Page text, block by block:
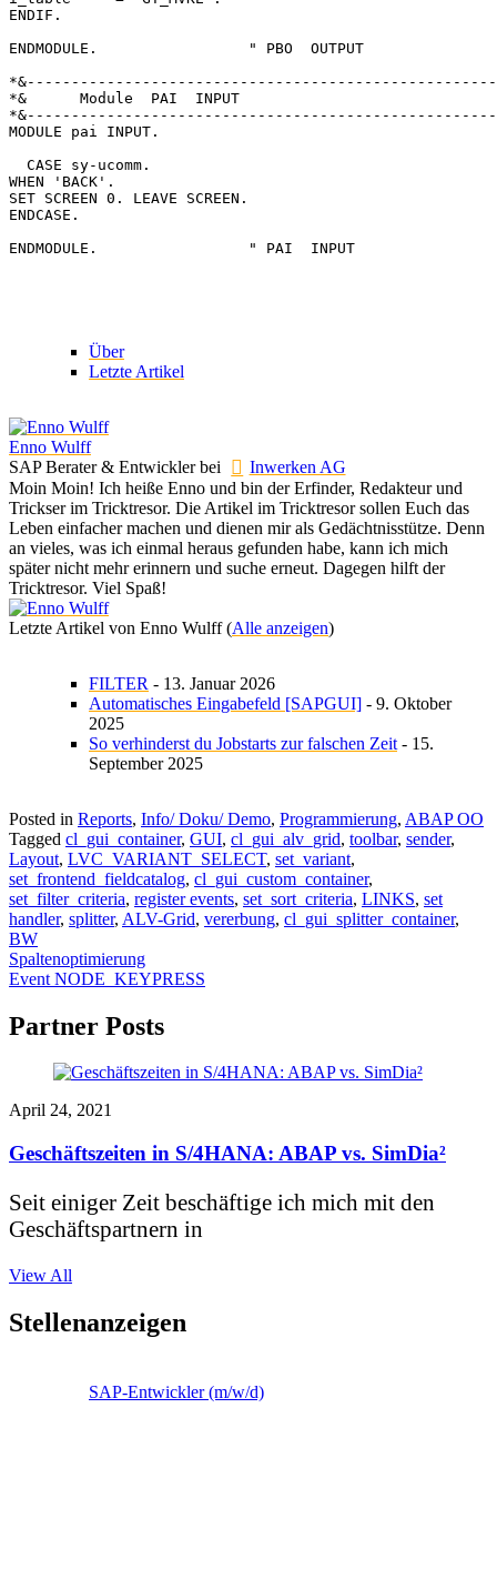
Über
Letzte Artikel
Enno Wulff
SAP Berater & Entwicklerbei
Inwerken AG
Moin Moin! Ich heiße Enno und bin der Erfinder, Redakteur und
Trickser im Tricktresor. Die Artikel im Tricktresor sollen Euch das
Leben einfacher machen und dienen mir als Gedächtnisstütze. Denn
an vieles, was ich einmal heraus gefunden habe, kann ich mich
später nicht mehr erinnern und suche erneut. Dagegen hilft der
Tricktresor. Viel Spaß!
Letzte Artikel von Enno Wulff(Alle anzeigen)
FILTER - 13. Januar 2026
Automatisches Eingabefeld [SAPGUI] - 9. Oktober
2025
So verhinderst du Jobstarts zur falschen Zeit - 15.
September 2025
Posted in Reports, Info/ Doku/ Demo, Programmierung, ABAP OO
Tagged cl_gui_container, GUI, cl_gui_alv_grid, toolbar, sender,
Layout, LVC_VARIANT_SELECT, set_variant,
set_frontend_fieldcatalog, cl_gui_custom_container,
set_filter_criteria, register events, set_sort_criteria, LINKS, set
handler, splitter, ALV-Grid, vererbung, cl_gui_splitter_container,
BW
Beitragsnavigation
Spaltenoptimierung
Event NODE_KEYPRESS
Partner Posts
April 24, 2021
Geschäftszeiten in S/4HANA: ABAP vs. SimDia²
Seit einiger Zeit beschäftige ich mich mit den
Geschäftspartnern in
View All
Stellenanzeigen
SAP-Entwickler (m/w/d)